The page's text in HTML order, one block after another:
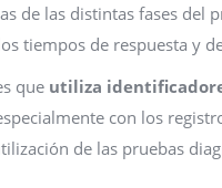
de las distintas fases del
tiempos de respuesta y
que utiliza
con los
de las pruebas